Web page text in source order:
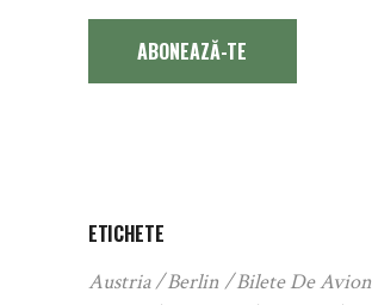
ABONEAZĂ-TE
ETICHETE
Austria Berlin
Bilete De Avion